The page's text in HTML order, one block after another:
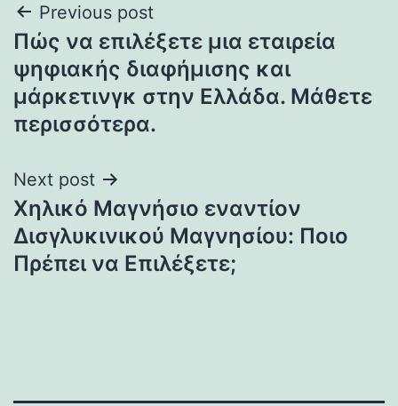
Post
navigation
Previous post
Πώς να επιλέξετε μια εταιρεία
ψηφιακής διαφήμισης και
μάρκετινγκ στην Ελλάδα. Μάθετε
περισσότερα.
Next post
Χηλικό Μαγνήσιο εναντίον
Δισγλυκινικού Μαγνησίου: Ποιο
Πρέπει να Επιλέξετε;